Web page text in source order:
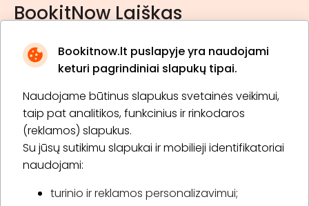
Bookitnow.lt puslapyje yra naudojami
keturi pagrindiniai slapukų tipai.
Naudojame būtinus slapukus svetainės veikimui,
taip pat analitikos, funkcinius ir rinkodaros
(reklamos) slapukus.
Su jūsų sutikimu slapukai ir mobilieji identifikatoriai
naudojami:
turinio ir reklamos personalizavimui;
BookitNow Laiškas
* Susipažinau su privatumo politika
Prenumeruoti